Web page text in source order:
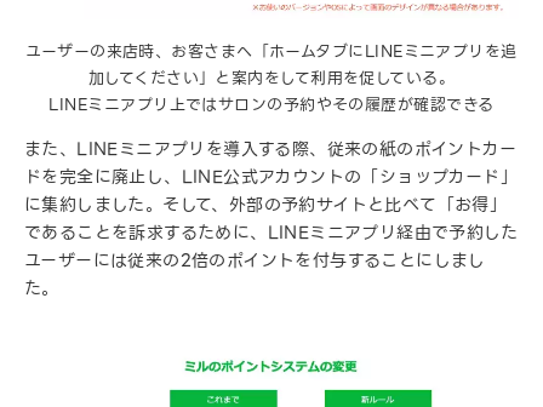
ユーザーの来店時、お客さまへ「ホームタブにLINEミニアプリを追
加してください」と案内をして利用を促している。
LINEミニアプリ上ではサロンの予約やその履歴が確認できる
また、LINEミニアプリを導入する際、従来の紙のポイントカー
ドを完全に廃止し、LINE公式アカウントの「ショップカード」
に集約しました。そして、外部の予約サイトと比べて「お得」
であることを訴求するために、LINEミニアプリ経由で予約した
ユーザーには従来の2倍のポイントを付与することにしまし
た。